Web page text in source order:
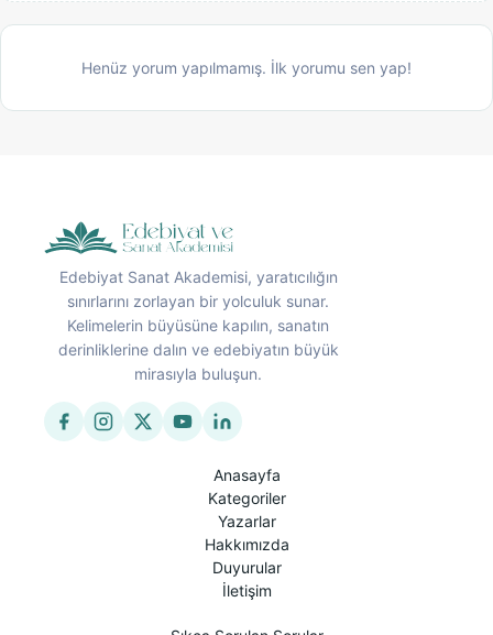
Henüz yorum yapılmamış. İlk yorumu sen yap!
Edebiyat Sanat Akademisi, yaratıcılığın
sınırlarını zorlayan bir yolculuk sunar.
Kelimelerin büyüsüne kapılın, sanatın
derinliklerine dalın ve edebiyatın büyük
mirasıyla buluşun.
Anasayfa
Kategoriler
Yazarlar
Hakkımızda
Duyurular
İletişim